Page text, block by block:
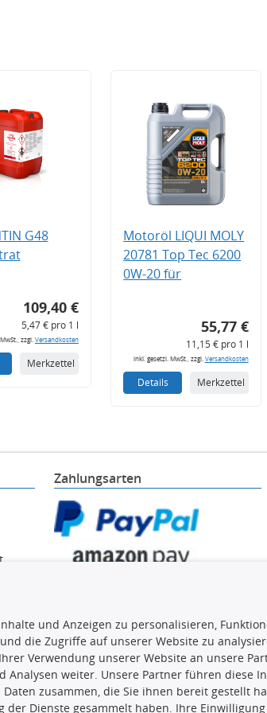
G48
109,40 €
5,47 € pro 1 l
zzgl. Versandkosten
Merkzettel
Motoröl LIQUI MOLY
20781 Top Tec 6200
0W-20 für
55,77 €
11,15 € pro 1 l
inkl. gesetzl. MwSt., zzgl. Versandkosten
Details Merkzettel
Zahlungsarten
Datenbank, dürfen nicht kopiert werden.
zu vervielfältigen, zu verbreiten und/
und Anzeigen zu personalisieren,
die Zugriffe auf unserer Website zu
Verwendung unserer Website an unsere
Analysen weiter. Unsere Partner führen diese
zusammen, die Sie ihnen bereit gestellt
der Dienste gesammelt haben. Ihre Einwilligung